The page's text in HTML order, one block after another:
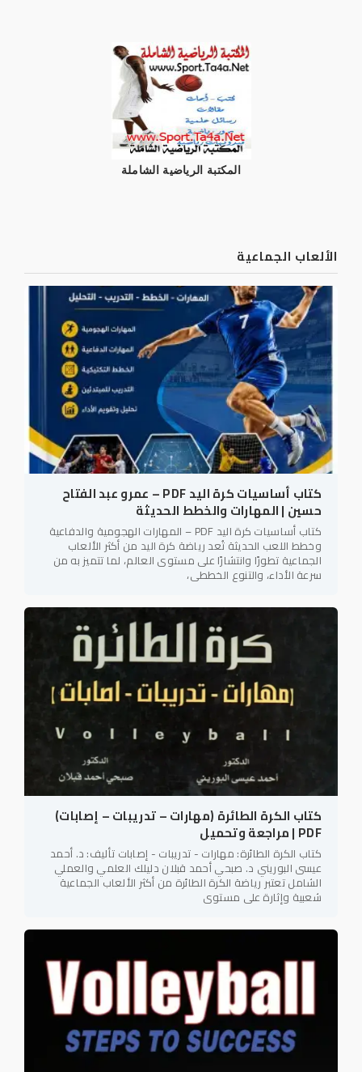
المكتبة الرياضية الشاملة
الألعاب الجماعية
كتاب أساسيات كرة اليد PDF – عمرو عبد الفتاح
حسين | المهارات والخطط الحديثة
كتاب أساسيات كرة اليد PDF – المهارات الهجومية والدفاعية
وخطط اللعب الحديثة تُعد رياضة كرة اليد من أكثر الألعاب
الجماعية تطورًا وانتشارًا على مستوى العالم، لما تتميز به من
سرعة الأداء، والتنوع الخططي،
كتاب الكرة الطائرة (مهارات – تدريبات – إصابات)
PDF | مراجعة وتحميل
كتاب الكرة الطائرة: مهارات - تدريبات - إصابات تأليف: د. أحمد
عيسى البوريني د. صبحي أحمد قبلان دليلك العلمي والعملي
الشامل تعتبر رياضة الكرة الطائرة من أكثر الألعاب الجماعية
شعبية وإثارة على مستوى